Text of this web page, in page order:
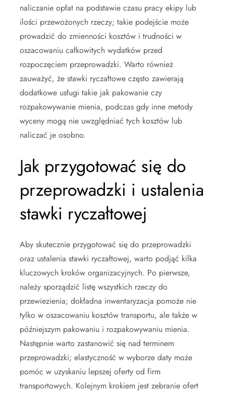
naliczanie opłat na podstawie czasu pracy ekipy lub
ilości przewożonych rzeczy; takie podejście może
prowadzić do zmienności kosztów i trudności w
oszacowaniu całkowitych wydatków przed
rozpoczęciem przeprowadzki. Warto również
zauważyć, że stawki ryczałtowe często zawierają
dodatkowe usługi takie jak pakowanie czy
rozpakowywanie mienia, podczas gdy inne metody
wyceny mogą nie uwzględniać tych kosztów lub
naliczać je osobno.
Jak przygotować się do
przeprowadzki i ustalenia
stawki ryczałtowej
Aby skutecznie przygotować się do przeprowadzki
oraz ustalenia stawki ryczałtowej, warto podjąć kilka
kluczowych kroków organizacyjnych. Po pierwsze,
należy sporządzić listę wszystkich rzeczy do
przewiezienia; dokładna inwentaryzacja pomoże nie
tylko w oszacowaniu kosztów transportu, ale także w
późniejszym pakowaniu i rozpakowywaniu mienia.
Następnie warto zastanowić się nad terminem
przeprowadzki; elastyczność w wyborze daty może
pomóc w uzyskaniu lepszej oferty od firm
transportowych. Kolejnym krokiem jest zebranie ofert